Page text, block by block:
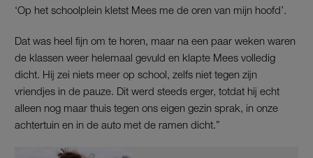
‘Op het schoolplein kletst Mees me de oren van mijn hoofd’.
Dat was heel fijn om te horen, maar na een paar weken waren
de klassen weer helemaal gevuld en klapte Mees volledig
dicht. Hij zei niets meer op school, zelfs niet tegen zijn
vriendjes in de pauze. Dit werd steeds erger, totdat hij echt
alleen nog maar thuis tegen ons eigen gezin sprak, in onze
achtertuin en in de auto met de ramen dicht.”